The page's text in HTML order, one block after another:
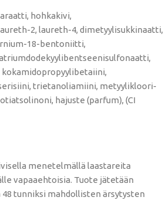
hohkakivi,
2, laureth-4, dimetyylisukkinaatti,
18-bentoniitti,
kokamidopropyylibetaiini,
trietanoliamiini, metyylikloori-
hajuste (parfum), (CI
menetelmällä laastareita
vapaaehtoisia. Tuote jätetään
48 tunniksi mahdollisten ärsytysten